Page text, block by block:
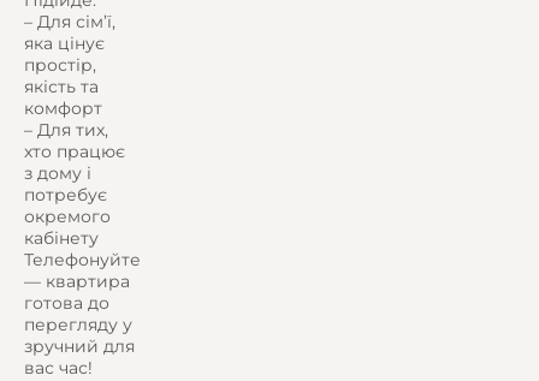
– Для сім’ї,
яка цінує
простір,
якість та
комфорт
– Для тих,
хто працює
з дому і
потребує
окремого
кабінету
Телефонуйте
— квартира
готова до
перегляду у
зручний для
вас час!